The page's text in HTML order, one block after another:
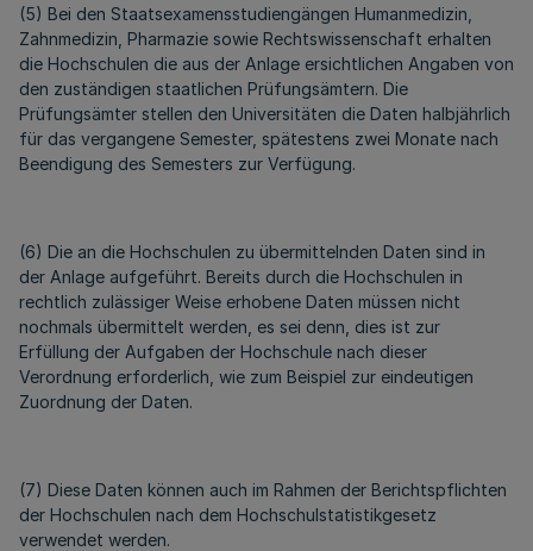
(5) Bei den Staatsexamensstudiengängen Humanmedizin,
Zahnmedizin, Pharmazie sowie Rechtswissenschaft erhalten
die Hochschulen die aus der Anlage ersichtlichen Angaben von
den zuständigen staatlichen Prüfungsämtern. Die
Prüfungsämter stellen den Universitäten die Daten halbjährlich
für das vergangene Semester, spätestens zwei Monate nach
Beendigung des Semesters zur Verfügung.
(6) Die an die Hochschulen zu übermittelnden Daten sind in
der Anlage aufgeführt. Bereits durch die Hochschulen in
rechtlich zulässiger Weise erhobene Daten müssen nicht
nochmals übermittelt werden, es sei denn, dies ist zur
Erfüllung der Aufgaben der Hochschule nach dieser
Verordnung erforderlich, wie zum Beispiel zur eindeutigen
Zuordnung der Daten.
(7) Diese Daten können auch im Rahmen der Berichtspflichten
der Hochschulen nach dem Hochschulstatistikgesetz
verwendet werden.